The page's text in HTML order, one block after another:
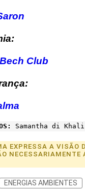
Club
Samantha di Khali
EXPRESSA A VISÃO
NECESSARIAMENTE
ENERGIAS AMBIENTES